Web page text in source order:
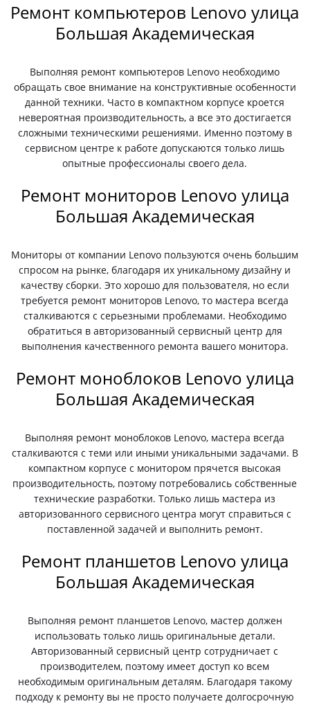
Ремонт компьютеров Lenovo улица
Большая Академическая
Выполняя ремонт компьютеров Lenovo необходимо
обращать свое внимание на конструктивные особенности
данной техники. Часто в компактном корпусе кроется
невероятная производительность, а все это достигается
сложными техническими решениями. Именно поэтому в
сервисном центре к работе допускаются только лишь
опытные профессионалы своего дела.
Ремонт мониторов Lenovo улица
Большая Академическая
Мониторы от компании Lenovo пользуются очень большим
спросом на рынке, благодаря их уникальному дизайну и
качеству сборки. Это хорошо для пользователя, но если
требуется ремонт мониторов Lenovo, то мастера всегда
сталкиваются с серьезными проблемами. Необходимо
обратиться в авторизованный сервисный центр для
выполнения качественного ремонта вашего монитора.
Ремонт моноблоков Lenovo улица
Большая Академическая
Выполняя ремонт моноблоков Lenovo, мастера всегда
сталкиваются с теми или иными уникальными задачами. В
компактном корпусе с монитором прячется высокая
производительность, поэтому потребовались собственные
технические разработки. Только лишь мастера из
авторизованного сервисного центра могут справиться с
поставленной задачей и выполнить ремонт.
Ремонт планшетов Lenovo улица
Большая Академическая
Выполняя ремонт планшетов Lenovo, мастер должен
использовать только лишь оригинальные детали.
Авторизованный сервисный центр сотрудничает с
производителем, поэтому имеет доступ ко всем
необходимым оригинальным деталям. Благодаря такому
подходу к ремонту вы не просто получаете долгосрочную